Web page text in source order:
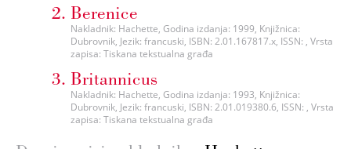
Berenice
Nakladnik: Hachette, Godina izdanja: 1999, Knjižnica:
Dubrovnik, Jezik: francuski, ISBN: 2.01.167817.x, ISSN: , Vrsta
zapisa: Tiskana tekstualna građa
Britannicus
Nakladnik: Hachette, Godina izdanja: 1993, Knjižnica:
Dubrovnik, Jezik: francuski, ISBN: 2.01.019380.6, ISSN: , Vrsta
zapisa: Tiskana tekstualna građa